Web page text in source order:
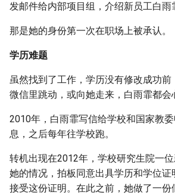
发邮件给内部项目组，介绍新员工白雨
那是她的身份第一次在职场上被承认。
学历难题
虽然找到了工作，学历没有修改成功前
微信里跳动，或向她走来，白雨霏都会
2010年，白雨霏写信给学校和国家教
息，之后每年往学校跑。
转机出现在2012年，学校研究生院一
她的情况，拍板同意出具学历和学位
接受这份证明。在此之前，她做了一份